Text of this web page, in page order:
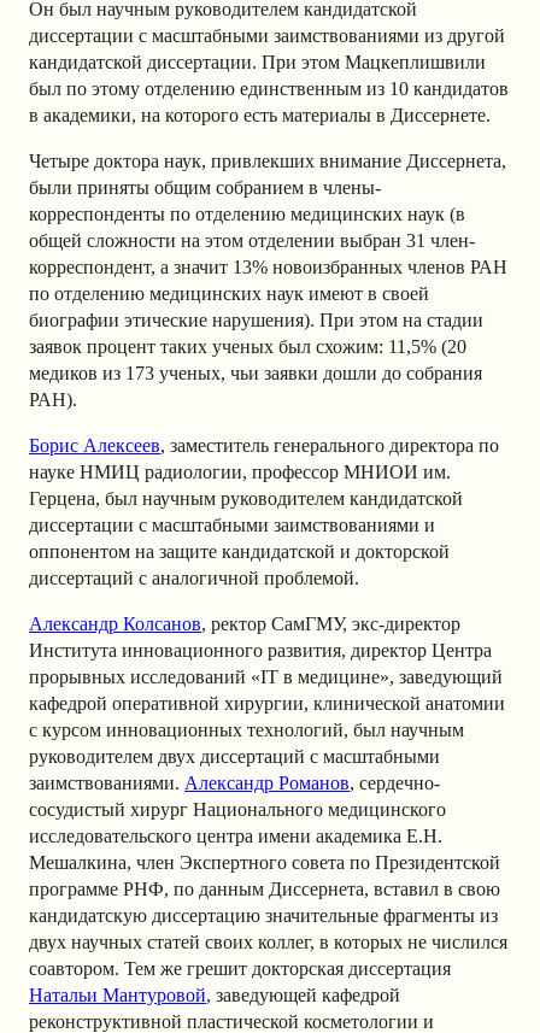
Он был научным руководителем кандидатской
диссертации с масштабными заимствованиями из другой
кандидатской диссертации. При этом Мацкеплишвили
был по этому отделению единственным из 10 кандидатов
в академики, на которого есть материалы в Диссернете.
Четыре доктора наук, привлекших внимание Диссернета,
были приняты общим собранием в члены-
корреспонденты по отделению медицинских наук (в
общей сложности на этом отделении выбран 31 член-
корреспондент, а значит 13% новоизбранных членов РАН
по отделению медицинских наук имеют в своей
биографии этические нарушения). При этом на стадии
заявок процент таких ученых был схожим: 11,5% (20
медиков из 173 ученых, чьи заявки дошли до собрания
РАН).
Борис Алексеев, заместитель генерального директора по
науке НМИЦ радиологии, профессор МНИОИ им.
Герцена, был научным руководителем кандидатской
диссертации с масштабными заимствованиями и
оппонентом на защите кандидатской и докторской
диссертаций с аналогичной проблемой.
Александр Колсанов, ректор СамГМУ, экс-директор
Института инновационного развития, директор Центра
прорывных исследований «IT в медицине», заведующий
кафедрой оперативной хирургии, клинической анатомии
с курсом инновационных технологий, был научным
руководителем двух диссертаций с масштабными
заимствованиями. Александр Романов, сердечно-
сосудистый хирург Национального медицинского
исследовательского центра имени академика Е.Н.
Мешалкина, член Экспертного совета по Президентской
программе РНФ, по данным Диссернета, вставил в свою
кандидатскую диссертацию значительные фрагменты из
двух научных статей своих коллег, в которых не числился
соавтором. Тем же грешит докторская диссертация
Натальи Мантуровой, заведующей кафедрой
реконструктивной пластической косметологии и